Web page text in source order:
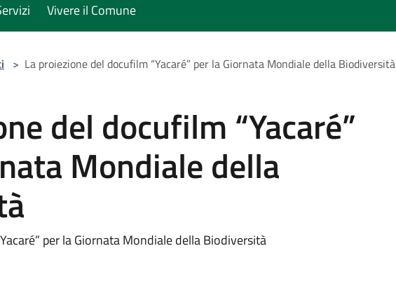
Vivere il Comune
> La proiezione del docufilm “Yacaré” per la Giornata Mondiale della Biodiversità
del docufilm “Yacaré”
Mondiale della
per la Giornata Mondiale della Biodiversità